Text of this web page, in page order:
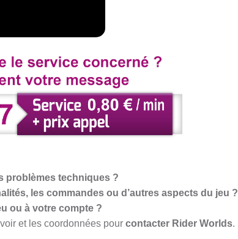
problèmes techniques ?
les commandes ou d’autres aspects du jeu ?
ou à votre compte ?
et les coordonnées pour contacter Rider Worlds.